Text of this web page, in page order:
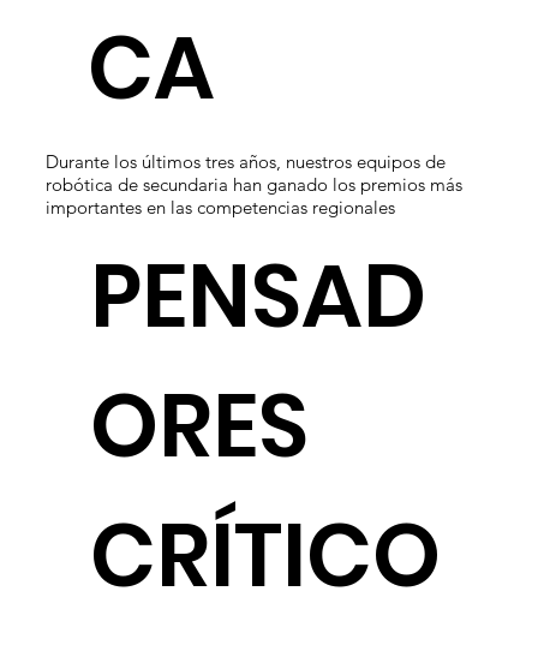
CA
Durante los últimos tres años, nuestros equipos de
robótica de secundaria han ganado los premios más
importantes en las competencias regionales
PENSAD
ORES
CRÍTICO